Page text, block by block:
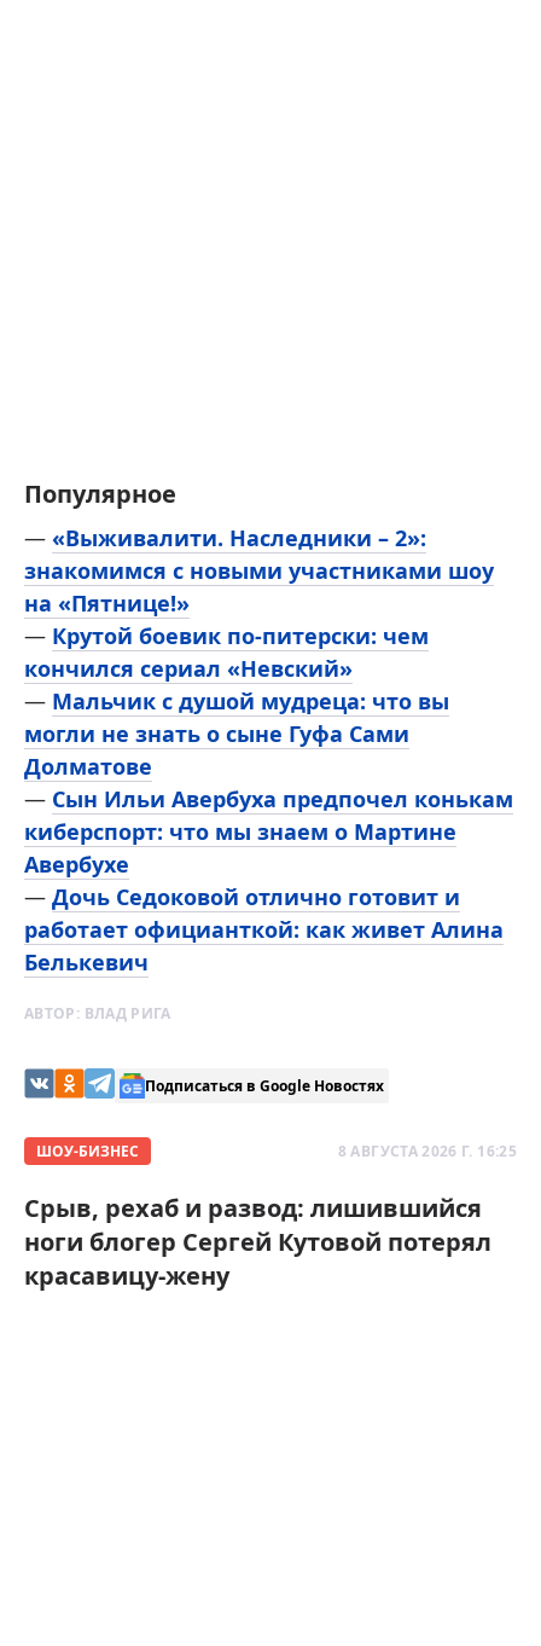
Популярное
— «Выживалити. Наследники – 2»:
знакомимся с новыми участниками шоу
на «Пятнице!»
— Крутой боевик по-питерски: чем
кончился сериал «Невский»
— Мальчик с душой мудреца: что вы
могли не знать о сыне Гуфа Сами
Долматове
— Сын Ильи Авербуха предпочел конькам
киберспорт: что мы знаем о Мартине
Авербухе
— Дочь Седоковой отлично готовит и
работает официанткой: как живет Алина
Белькевич
АВТОР: ВЛАД РИГА
Подписаться в Google Новостях
ШОУ-БИЗНЕС 8 АВГУСТА 2026 Г. 16:25
Срыв, рехаб и развод: лишившийся
ноги блогер Сергей Кутовой потерял
красавицу-жену